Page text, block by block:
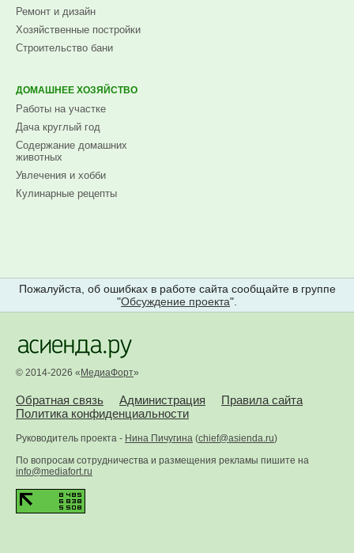
Ремонт и дизайн
Хозяйственные постройки
Строительство бани
ДОМАШНЕЕ ХОЗЯЙСТВО
Работы на участке
Дача круглый год
Содержание домашних
животных
Увлечения и хобби
Кулинарные рецепты
Пожалуйста, об ошибках в работе сайта сообщайте в группе
"Обсуждение проекта".
© 2014-2026 «МедиаФорт»
Обратная связь Администрация
Правила сайта
Политика конфиденциальности
Руководитель проекта - Нина Пичугина (chief@asienda.ru)
По вопросам сотрудничества и размещения рекламы пишите на
info@mediafort.ru